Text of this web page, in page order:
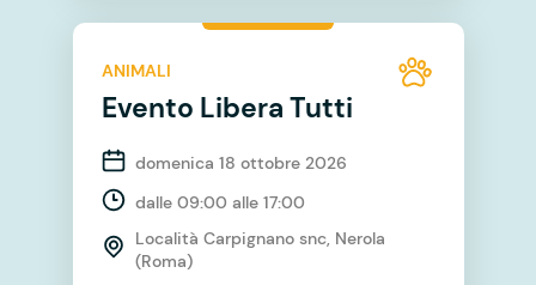
ANIMALI
Evento Libera Tutti
domenica 18 ottobre 2026
dalle 09:00 alle 17:00
Località Carpignano snc, Nerola
(Roma)